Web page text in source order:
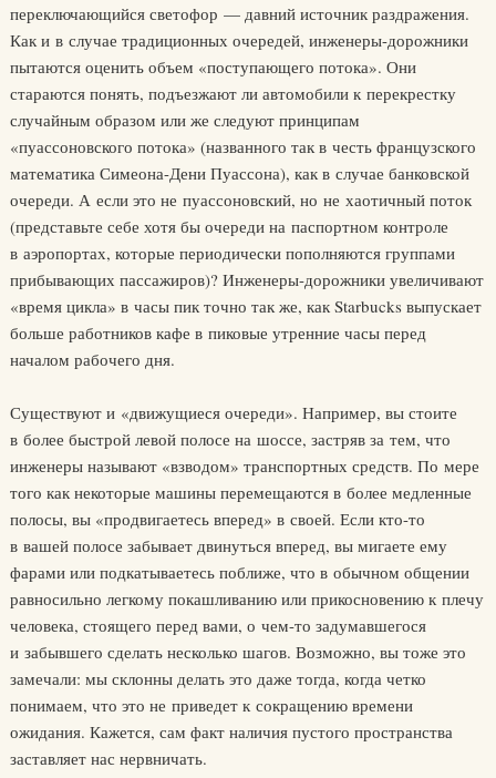
переключающийся светофор — давний источник раздражения.
Как и в случае традиционных очередей, инженеры-дорожники
пытаются оценить объем «поступающего потока». Они
стараются понять, подъезжают ли автомобили к перекрестку
случайным образом или же следуют принципам
«пуассоновского потока» (названного так в честь французского
математика Симеона-Дени Пуассона), как в случае банковской
очереди. А если это не пуассоновский, но не хаотичный поток
(представьте себе хотя бы очереди на паспортном контроле
в аэропортах, которые периодически пополняются группами
прибывающих пассажиров)? Инженеры-дорожники увеличивают
«время цикла» в часы пик точно так же, как Starbucks выпускает
больше работников кафе в пиковые утренние часы перед
началом рабочего дня.
Существуют и «движущиеся очереди». Например, вы стоите
в более быстрой левой полосе на шоссе, застряв за тем, что
инженеры называют «взводом» транспортных средств. По мере
того как некоторые машины перемещаются в более медленные
полосы, вы «продвигаетесь вперед» в своей. Если кто-то
в вашей полосе забывает двинуться вперед, вы мигаете ему
фарами или подкатываетесь поближе, что в обычном общении
равносильно легкому покашливанию или прикосновению к плечу
человека, стоящего перед вами, о чем-то задумавшегося
и забывшего сделать несколько шагов. Возможно, вы тоже это
замечали: мы склонны делать это даже тогда, когда четко
понимаем, что это не приведет к сокращению времени
ожидания. Кажется, сам факт наличия пустого пространства
заставляет нас нервничать.